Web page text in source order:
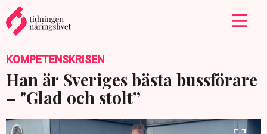
KOMPETENSKRISEN
Han är Sveriges bästa bussförare
– "Glad och stolt”